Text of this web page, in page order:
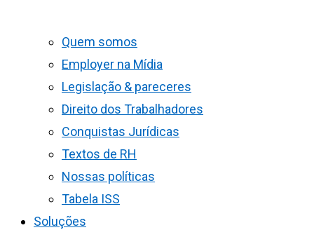
Quem somos
Employer na Mídia
Legislação & pareceres
Direito dos Trabalhadores
Conquistas Jurídicas
Textos de RH
Nossas políticas
Tabela ISS
Soluções